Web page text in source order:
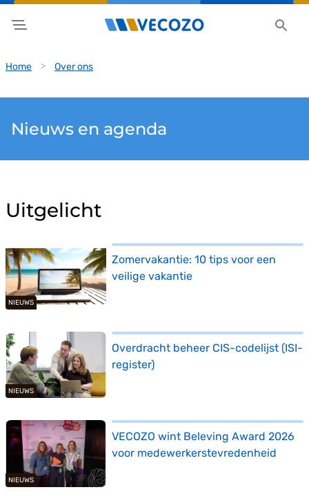
Home Over ons
Nieuws en agenda
Uitgelicht
Zomervakantie: 10 tips voor een
veilige vakantie
NIEUWS
Overdracht beheer CIS-codelijst (ISI-
register)
NIEUWS
VECOZO wint Beleving Award 2026
voor medewerkerstevredenheid
NIEUWS